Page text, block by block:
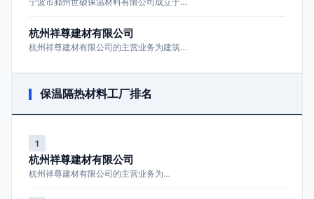
杭州祥尊建材有限公司
杭州祥尊建材有限公司的主营业务为建筑…
保温隔热材料工厂排名
1
杭州祥尊建材有限公司
杭州祥尊建材有限公司的主营业务为…